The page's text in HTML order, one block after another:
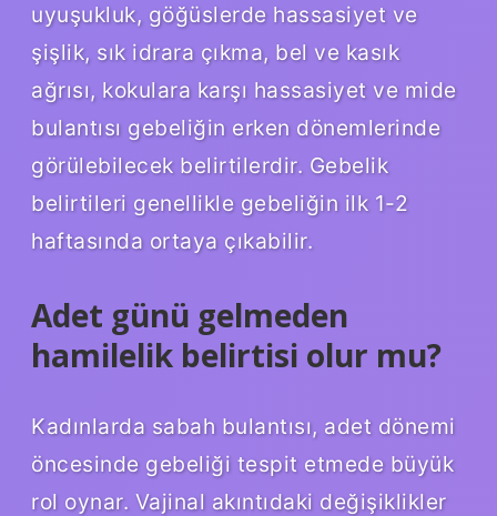
uyuşukluk, göğüslerde hassasiyet ve
şişlik, sık idrara çıkma, bel ve kasık
ağrısı, kokulara karşı hassasiyet ve mide
bulantısı gebeliğin erken dönemlerinde
görülebilecek belirtilerdir. Gebelik
belirtileri genellikle gebeliğin ilk 1-2
haftasında ortaya çıkabilir.
Adet günü gelmeden
hamilelik belirtisi olur mu?
Kadınlarda sabah bulantısı, adet dönemi
öncesinde gebeliği tespit etmede büyük
rol oynar. Vajinal akıntıdaki değişiklikler